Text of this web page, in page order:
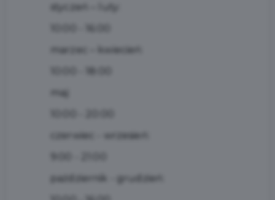
styczeń – luty:
marzec – kwiecień:
maj:
czerwiec - wrzesień:
październik - grudzień: